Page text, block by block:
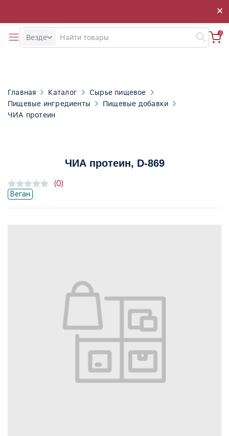
×
×
Везде
0
Главная Каталог
Сырье пищевое
Пищевые ингредиенты
Пищевые добавки
ЧИА протеин
ЧИА протеин, D-869
Веган
(0)